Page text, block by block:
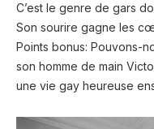
C’est le genre de gars
Son sourire gagne les
Points bonus: Pouvons-
son homme de main
une vie gay heureuse